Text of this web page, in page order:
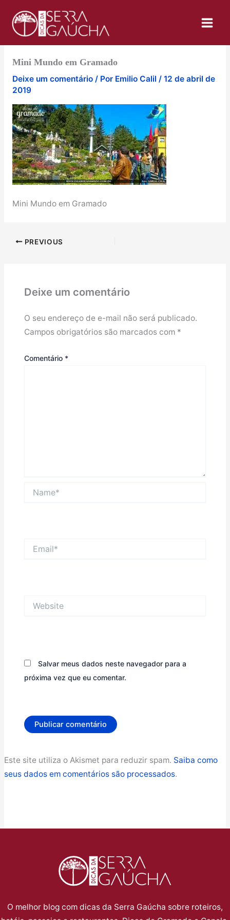
para
conteúdo
Mini Mundo em Gramado
Deixe um comentário / Por Emilio Calil / 12 de abril de
2019
Mini Mundo em Gramado
PREVIOUS
Deixe um comentário
O seu endereço de e-mail não será publicado.
Campos obrigatórios são marcados com *
Comentário *
Salvar meus dados neste navegador para a
próxima vez que eu comentar.
Este site utiliza o Akismet para reduzir spam. Saiba como
seus dados em comentários são processados.
O melhor blog com dicas da Serra Gaúcha sobre roteiros,